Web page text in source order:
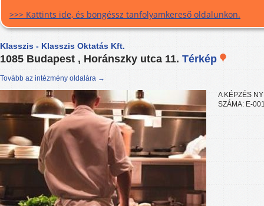
>>> Kattints ide, és böngéssz tanfolyamkereső oldalunkon.
Klasszis - Klasszis Oktatás Kft.
1085 Budapest , Horánszky utca 11. Térkép
Tovább az intézmény oldalára →
A KÉPZÉS
SZÁMA: E-